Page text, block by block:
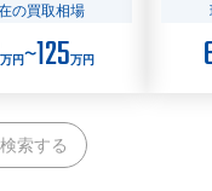
の買取相場
万円〜125万円
索する